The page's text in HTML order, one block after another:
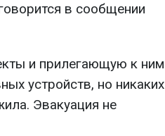
в сообщении
и прилегающую к ним
устройств, но никаких
Эвакуация не